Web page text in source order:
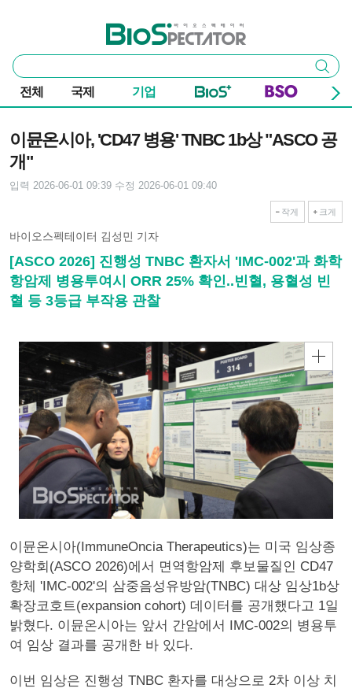
바이오스펙테이터
통
합
검
색
검색
전체 국제 기업
이뮨온시아, 'CD47 병용' TNBC 1b상 "ASCO 공
개"
입력 2026-06-01 09:39 수정 2026-06-01 09:40
작게 크게
바이오스펙테이터 김성민 기자
[ASCO 2026] 진행성 TNBC 환자서 'IMC-002'과 화학
항암제 병용투여시 ORR 25% 확인..빈혈, 용혈성 빈
혈 등 3등급 부작용 관찰
이뮨온시아(ImmuneOncia Therapeutics)는 미국 임상종
양학회(ASCO 2026)에서 면역항암제 후보물질인 CD47
항체 'IMC-002'의 삼중음성유방암(TNBC) 대상 임상1b상
확장코호트(expansion cohort) 데이터를 공개했다고 1일
밝혔다. 이뮨온시아는 앞서 간암에서 IMC-002의 병용투
여 임상 결과를 공개한 바 있다.
이번 임상은 진행성 TNBC 환자를 대상으로 2차 이상 치